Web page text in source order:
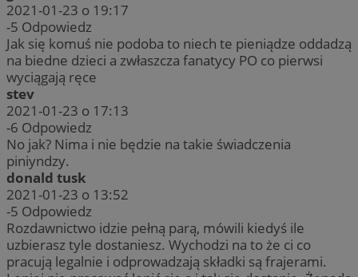
2021-01-23 o 19:17
-5 Odpowiedz
Jak się komuś nie podoba to niech te pieniądze oddadzą
na biedne dzieci a zwłaszcza fanatycy PO co pierwsi
wyciągają ręce
stev
2021-01-23 o 17:13
-6 Odpowiedz
No jak? Nima i nie będzie na takie świadczenia
piniyndzy.
donald tusk
2021-01-23 o 13:52
-5 Odpowiedz
Rozdawnictwo idzie pełną parą, mówili kiedyś ile
uzbierasz tyle dostaniesz. Wychodzi na to że ci co
pracują legalnie i odprowadzają składki są frajerami.